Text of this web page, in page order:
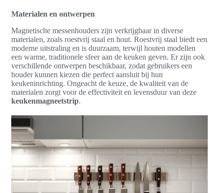
Materialen en ontwerpen
Magnetische messenhouders zijn verkrijgbaar in diverse
materialen, zoals roestvrij staal en hout. Roestvrij staal biedt een
moderne uitstraling en is duurzaam, terwijl houten modellen
een warme, traditionele sfeer aan de keuken geven. Er zijn ook
verschillende ontwerpen beschikbaar, zodat gebruikers een
houder kunnen kiezen die perfect aansluit bij hun
keukeninrichting. Ongeacht de keuze, de kwaliteit van de
materialen zorgt voor de effectiviteit en levensduur van deze
keukenmagneetstrip.